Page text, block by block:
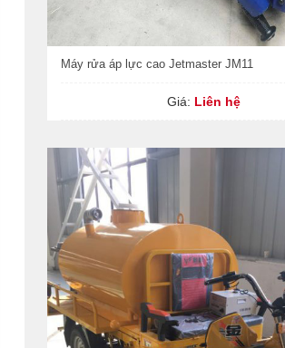
Máy rửa áp lực cao Jetmaster JM11
Giá: Liên hệ